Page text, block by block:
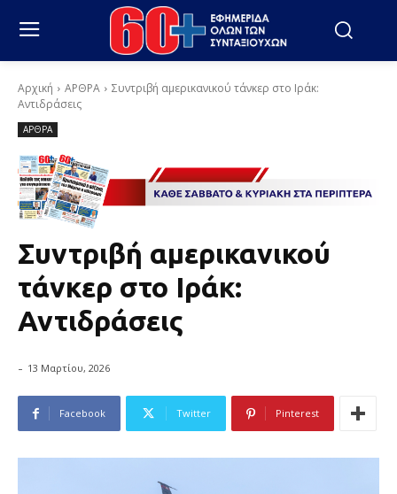
Αρχική ΑΡΘΡΑ
Συντριβή αμερικανικού τάνκερ στο Ιράκ:
Αντιδράσεις
ΑΡΘΡΑ
Συντριβή αμερικανικού
τάνκερ στο Ιράκ:
Αντιδράσεις
- 13 Μαρτίου, 2026
Facebook Twitter Pinterest